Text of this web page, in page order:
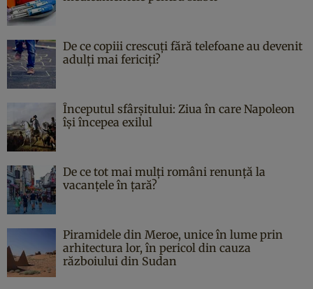
De ce copiii crescuți fără telefoane au devenit
adulți mai fericiți?
Începutul sfârşitului: Ziua în care Napoleon
îşi începea exilul
De ce tot mai mulți români renunță la
vacanțele în țară?
Piramidele din Meroe, unice în lume prin
arhitectura lor, în pericol din cauza
războiului din Sudan